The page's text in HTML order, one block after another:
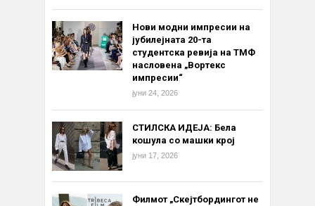
Нови модни импресии на
јубилејната 20-та
студентска ревија на ТМФ
насловена „Вортекс
импресии“
јуни 24, 2026
СТИЛСКА ИДЕЈА: Бела
кошула со машки крој
јуни 17, 2026
Филмот „Скејтбордингот не